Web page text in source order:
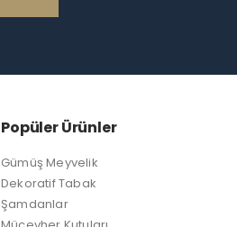
Popüler Ürünler
Gümüş Meyvelik
Dekoratif Tabak
Şamdanlar